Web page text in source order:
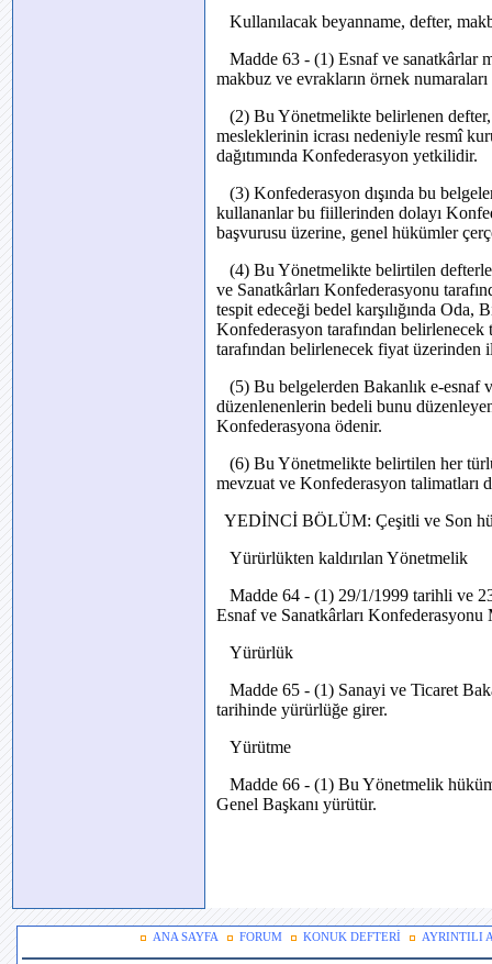
Kullanılacak beyanname, defter,
Madde 63 - (1) Esnaf ve sanatkârlar
makbuz ve evrakların örnek
(2) Bu Yönetmelikte belirlenen
mesleklerinin icrası nedeniyle resmî
dağıtımında Konfederasyon yetkilidir.
(3) Konfederasyon dışında bu
kullananlar bu fiillerinden dolayı
başvurusu üzerine, genel hükümler
(4) Bu Yönetmelikte belirtilen
ve Sanatkârları Konfederasyonu
tespit edeceği bedel karşılığında
Konfederasyon tarafından belirlenecek
tarafından belirlenecek fiyat üzerinden
(5) Bu belgelerden Bakanlık e-esnaf
düzenlenenlerin bedeli bunu
Konfederasyona ödenir.
(6) Bu Yönetmelikte belirtilen her
mevzuat ve Konfederasyon talimatları
YEDİNCİ BÖLÜM: Çeşitli ve Son
Yürürlükten kaldırılan Yönetmelik
Madde 64 - (1) 29/1/1999 tarihli ve
Esnaf ve Sanatkârları Konfederasyonu
Yürürlük
Madde 65 - (1) Sanayi ve Ticaret
tarihinde yürürlüğe girer.
Yürütme
Madde 66 - (1) Bu Yönetmelik
Genel Başkanı yürütür.
ANA SAYFA FORUM KONUK DEFTERİ AYRINTILI